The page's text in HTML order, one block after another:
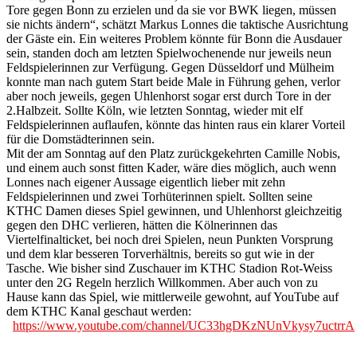
Tore gegen Bonn zu erzielen und da sie vor BWK liegen, müssen
sie nichts ändern“, schätzt Markus Lonnes die taktische Ausrichtung
der Gäste ein. Ein weiteres Problem könnte für Bonn die Ausdauer
sein, standen doch am letzten Spielwochenende nur jeweils neun
Feldspielerinnen zur Verfügung. Gegen Düsseldorf und Mülheim
konnte man nach gutem Start beide Male in Führung gehen, verlor
aber noch jeweils, gegen Uhlenhorst sogar erst durch Tore in der
2.Halbzeit. Sollte Köln, wie letzten Sonntag, wieder mit elf
Feldspielerinnen auflaufen, könnte das hinten raus ein klarer Vorteil
für die Domstädterinnen sein.
Mit der am Sonntag auf den Platz zurückgekehrten Camille Nobis,
und einem auch sonst fitten Kader, wäre dies möglich, auch wenn
Lonnes nach eigener Aussage eigentlich lieber mit zehn
Feldspielerinnen und zwei Torhüterinnen spielt. Sollten seine
KTHC Damen dieses Spiel gewinnen, und Uhlenhorst gleichzeitig
gegen den DHC verlieren, hätten die Kölnerinnen das
Viertelfinalticket, bei noch drei Spielen, neun Punkten Vorsprung
und dem klar besseren Torverhältnis, bereits so gut wie in der
Tasche. Wie bisher sind Zuschauer im KTHC Stadion Rot-Weiss
unter den 2G Regeln herzlich Willkommen. Aber auch von zu
Hause kann das Spiel, wie mittlerweile gewohnt, auf YouTube auf
dem KTHC Kanal geschaut werden:
https://www.youtube.com/channel/UC33hgDKzNUnVkysy7uctrrA